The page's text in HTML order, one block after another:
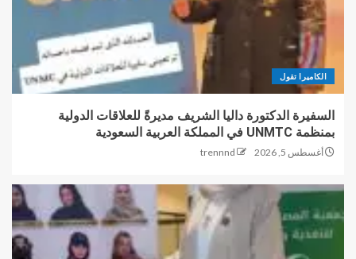
الكاميرا تقول
السفيرة الدكتورة داليا الشريف مديرةً للعلاقات الدولية
بمنظمة UNMTC في المملكة العربية السعودية
أغسطس 5, 2026 trennnd